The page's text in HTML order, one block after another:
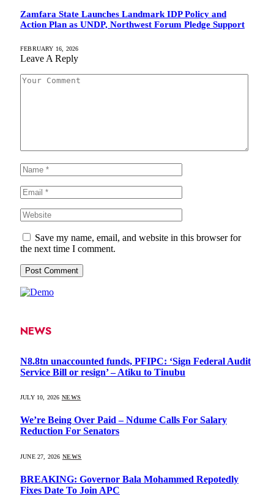
Zamfara State Launches Landmark IDP Policy and
Action Plan as UNDP, Northwest Forum Pledge Support
FEBRUARY 16, 2026
Leave A Reply
Save my name, email, and website in this browser for
the next time I comment.
NEWS
N8.8tn unaccounted funds, PFIPC: ‘Sign Federal Audit
Service Bill or resign’ – Atiku to Tinubu
JULY 10, 2026 NEWS
We’re Being Over Paid – Ndume Calls For Salary
Reduction For Senators
JUNE 27, 2026 NEWS
BREAKING: Governor Bala Mohammed Repotedly
Fixes Date To Join APC